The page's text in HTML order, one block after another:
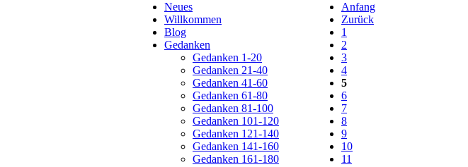
Anfang
Zurück
1
2
3
4
5
6
7
8
9
10
11
überspringen
Neues
Willkommen
Blog
Gedanken
Gedanken 1-20
Gedanken 21-40
Gedanken 41-60
Gedanken 61-80
Gedanken 81-100
Gedanken 101-120
Gedanken 121-140
Gedanken 141-160
Gedanken 161-180